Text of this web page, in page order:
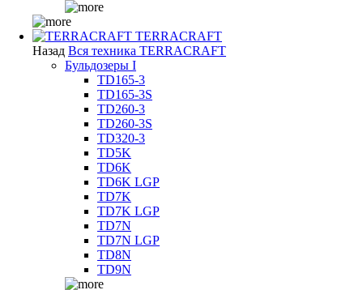
TERRACRAFT
Назад Вся техника TERRACRAFT
Бульдозеры I
TD165-3
TD165-3S
TD260-3
TD260-3S
TD320-3
TD5K
TD6K
TD6K LGP
TD7K
TD7K LGP
TD7N
TD7N LGP
TD8N
TD9N